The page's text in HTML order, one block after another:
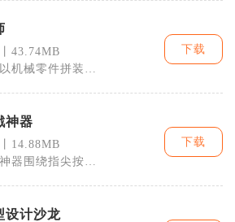
43.74MB
机械零件拼装为
下载
神器
14.88MB
器围绕指尖按
下载
设计沙龙